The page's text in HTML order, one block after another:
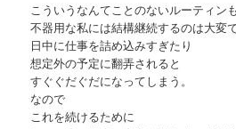
こういうなんてことのないルーティンも
不器用な私には結構継続するのは大変
日中に仕事を詰め込みすぎたり
想定外の予定に翻弄されると
すぐぐだぐだになってしまう。
なので
これを続けるために